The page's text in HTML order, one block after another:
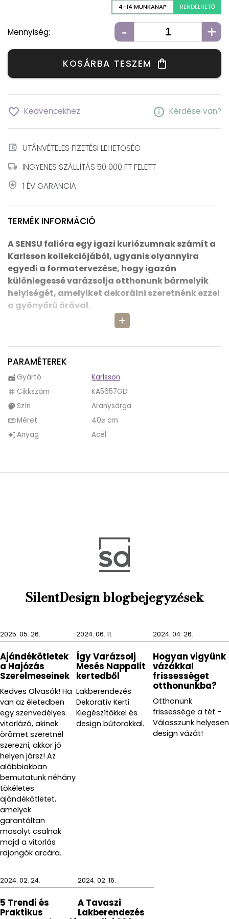
4-14 MUNKANAP RENDELHETŐ
Mennyiség: - +
KOSÁRBA TESZEM shopping_bag
favorite_border Kedvencekhez info Kérdése van?
account_balance_wallet UTÁNVÉTELES FIZETÉSI LEHETŐSÉG
local_shipping INGYENES SZÁLLÍTÁS 50 000 FT FELETT
local_police 1 ÉV GARANCIA
TERMÉK INFORMÁCIÓ
add
A SENSU falióra egy igazi kuriózumnak számít a
Karlsson kollekciójából, ugyanis olyannyira
egyedi a formatervezése, hogy igazán
különlegessé varázsolja otthonunk bármelyik
helyiségét, amelyiket dekorálni szeretnénk ezzel
a gyönyörű órával.
A japán kultúrára emlékeztet minket SENSU falióránk,
Légies és minimalista dekoráció, de mégis
ízlésesebben tudja dekorálni otthonunkat, mint
egy látványosabb dekoróra
pillantásra is nyugalmat sugároz magából, mely a
japán stílusú megnyugtató és egyszerű enteriörökre
vall.
Annak köszönhetően, hogy a Karlsson ilyen széles
PARAMÉTEREK
factory Gyártó Karlsson
tag Cikkszám KA5657GD
palette Szín Aranysárga
straightenMéret 40⌀ cm
auto_awesomeAnyag Acél
SilentDesign blogbejegyzések
2025. 05. 26.
Ajándékötletek
a Hajózás
Szerelmeseinek
Kedves Olvasók! Ha
van az életedben
egy szenvedélyes
vitorlázó, akinek
örömet szeretnél
szerezni, akkor jó
helyen jársz! Az
alábbiakban
bemutatunk néhány
tökéletes
ajándékötletet,
amelyek
garantáltan
mosolyt csalnak
majd a vitorlás
rajongók arcára.
2024. 06. 11.
Így Varázsolj
Mesés Nappalit
kertedből
Lakberendezés
Dekoratív Kerti
Kiegészítőkkel és
design bútorokkal.
2024. 04. 26.
Hogyan vigyünk
vázákkal
frissességet
otthonunkba?
Otthonunk
frissessége a tét -
Válasszunk helyesen
design vázát!
2024. 02. 24.
5 Trendi és
Praktikus
2024. 02. 16.
A Tavaszi
Lakberendezés